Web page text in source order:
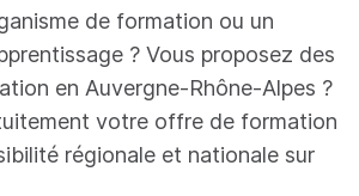
de formation ou un
? Vous proposez des
en Auvergne-Rhône-Alpes ?
votre offre de formation
régionale et nationale sur